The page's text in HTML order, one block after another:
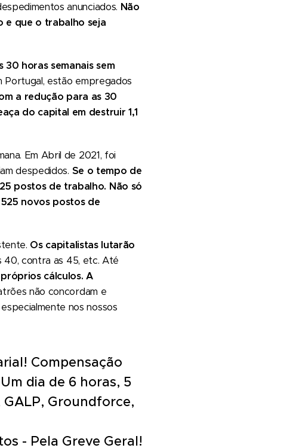
anunciados. Não
e que o trabalho seja
horas semanais sem
Portugal, estão empregados
a redução para as 30
do capital em destruir 1,1
Em Abril de 2021, foi
despedidos. Se o tempo de
postos de trabalho. Não só
novos postos de
Os capitalistas lutarão
40, contra as 45, etc. Até
cálculos. A
não concordam e
nos nossos
Compensação
dia de 6 horas, 5
Groundforce,
- Pela Greve Geral!